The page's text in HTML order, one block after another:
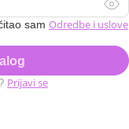
sam Odredbe i uslove
Prijavi se